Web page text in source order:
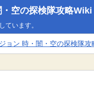
空の探検隊攻略Wiki
ています。
ョン 時・闇・空の探検隊攻